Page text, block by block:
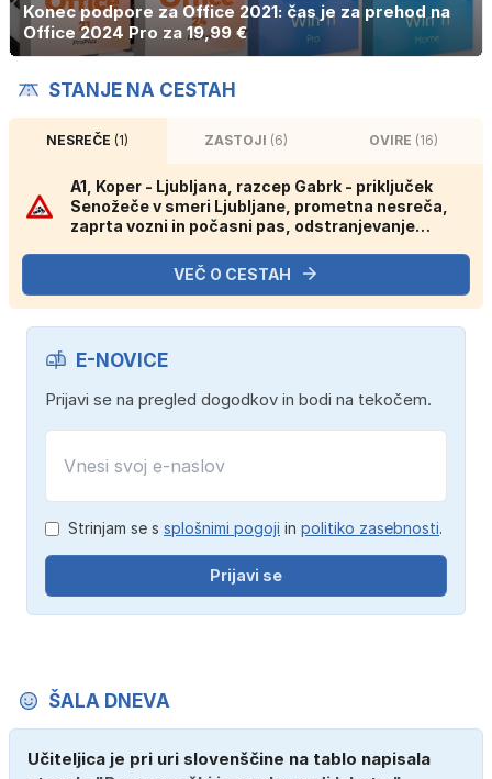
Konec podpore za Office 2021: čas je za prehod na
Office 2024 Pro za 19,99 €
STANJE NA CESTAH
NESREČE(1) ZASTOJI (6) OVIRE (16)
A1, Koper - Ljubljana, razcep Gabrk - priključek
Senožeče v smeri Ljubljane, prometna nesreča,
zaprta vozni in počasni pas, odstranjevanje
VEČ O CESTAH
E-NOVICE
Prijavi se na pregled dogodkov in bodi na tekočem.
Strinjam se s splošnimi pogoji in politiko zasebnosti.
Prijavi se
ŠALA DNEVA
Učiteljica je pri uri slovenščine na tablo napisala